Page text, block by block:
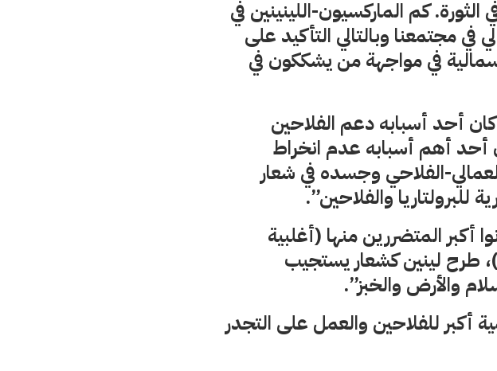
كم الماركسيون-اللينينين في
مجتمعنا وبالتالي التأكيد على
في مواجهة من يشككون في
أحد أسبابه دعم الفلاحين
روسيا الذي كان أحد أهم أسبابه عدم انخراط
الفلاحي وجسده في شعار
للبرولتاريا والفلاحين”.
أكبر المتضررين منها (أغلبية
طرح لينين كشعار يستجيب
والأرض والخبز”.
أكبر للفلاحين والعمل على التجدر